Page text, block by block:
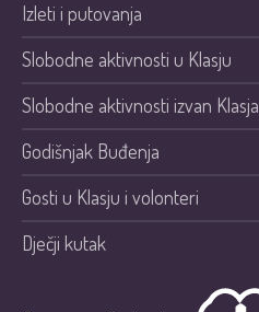
Izleti i putovanja
Slobodne aktivnosti u Klasju
Slobodne aktivnosti izvan Klasja
Godišnjak Buđenja
Gosti u Klasju i volonteri
Dječji kutak